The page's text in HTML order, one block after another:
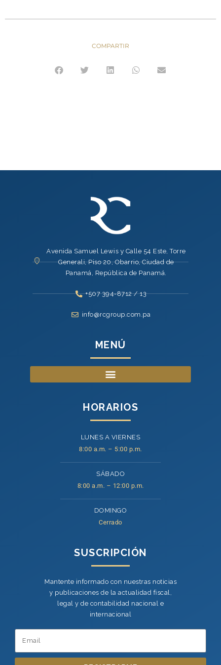
COMPARTIR
Avenida Samuel Lewis y Calle 54 Este, Torre
Generali, Piso 20, Obarrio, Ciudad de
Panamá, República de Panamá.
+507 394-8712 / 13
info@rcgroup.com.pa
MENÚ
HORARIOS
LUNES A VIERNES
8:00 a.m. – 5:00 p.m.
SÁBADO
8:00 a.m. – 12:00 p.m.
DOMINGO
Cerrado
SUSCRIPCIÓN
Mantente informado con nuestras noticias
y publicaciones de la actualidad fiscal,
legal y de contabilidad nacional e
internacional